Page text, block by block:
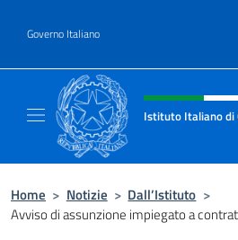
Governo Italiano
Intestazione sito,
Istituto Italiano di
Home > Notizie > Dall’Istituto >
Avviso di assunzione impiegato a